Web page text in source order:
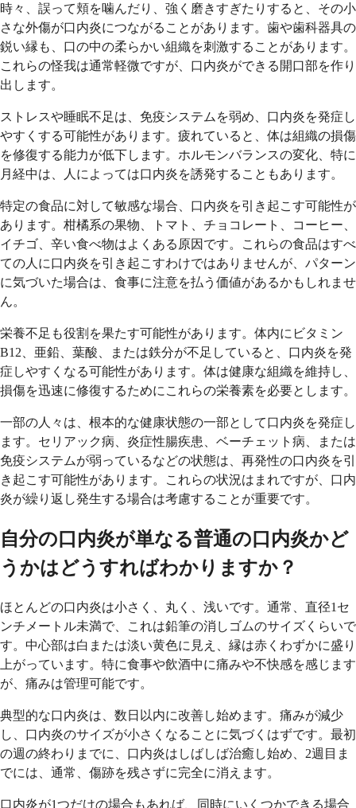
時々、誤って頬を噛んだり、強く磨きすぎたりすると、その小
さな外傷が口内炎につながることがあります。歯や歯科器具の
鋭い縁も、口の中の柔らかい組織を刺激することがあります。
これらの怪我は通常軽微ですが、口内炎ができる開口部を作り
出します。
ストレスや睡眠不足は、免疫システムを弱め、口内炎を発症し
やすくする可能性があります。疲れていると、体は組織の損傷
を修復する能力が低下します。ホルモンバランスの変化、特に
月経中は、人によっては口内炎を誘発することもあります。
特定の食品に対して敏感な場合、口内炎を引き起こす可能性が
あります。柑橘系の果物、トマト、チョコレート、コーヒー、
イチゴ、辛い食べ物はよくある原因です。これらの食品はすべ
ての人に口内炎を引き起こすわけではありませんが、パターン
に気づいた場合は、食事に注意を払う価値があるかもしれませ
ん。
栄養不足も役割を果たす可能性があります。体内にビタミン
B12、亜鉛、葉酸、または鉄分が不足していると、口内炎を発
症しやすくなる可能性があります。体は健康な組織を維持し、
損傷を迅速に修復するためにこれらの栄養素を必要とします。
一部の人々は、根本的な健康状態の一部として口内炎を発症し
ます。セリアック病、炎症性腸疾患、ベーチェット病、または
免疫システムが弱っているなどの状態は、再発性の口内炎を引
き起こす可能性があります。これらの状況はまれですが、口内
炎が繰り返し発生する場合は考慮することが重要です。
自分の口内炎が単なる普通の口内炎かど
うかはどうすればわかりますか？
ほとんどの口内炎は小さく、丸く、浅いです。通常、直径1セ
ンチメートル未満で、これは鉛筆の消しゴムのサイズくらいで
す。中心部は白または淡い黄色に見え、縁は赤くわずかに盛り
上がっています。特に食事や飲酒中に痛みや不快感を感じます
が、痛みは管理可能です。
典型的な口内炎は、数日以内に改善し始めます。痛みが減少
し、口内炎のサイズが小さくなることに気づくはずです。最初
の週の終わりまでに、口内炎はしばしば治癒し始め、2週目ま
でには、通常、傷跡を残さずに完全に消えます。
口内炎が1つだけの場合もあれば、同時にいくつかできる場合